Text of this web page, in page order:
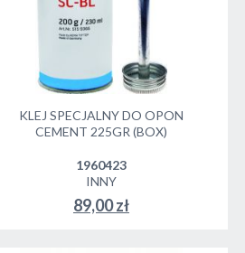
KLEJ SPECJALNY DO OPON
CEMENT 225GR (BOX)
1960423
INNY
89,00 zł
DO KOSZYKA